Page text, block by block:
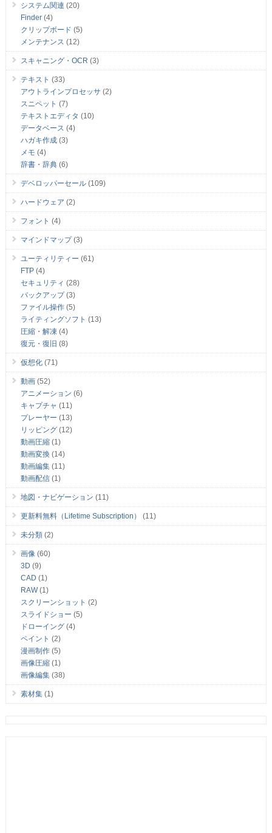
システム関連 (20)
Finder(4)
クリップボード (5)
メンテナンス (12)
スキャニング・OCR (3)
テキスト (33)
アウトラインプロセッサ(2)
スニペット (7)
テキストエディタ (10)
データベース (4)
ハガキ作成(3)
メモ (4)
辞書・辞典(6)
デベロッパーセール(109)
ハードウェア (2)
フォント (4)
マインドマップ(3)
ユーティリティー (61)
FTP(4)
セキュリティ (28)
バックアップ(3)
ファイル操作(5)
ライティングソフト (13)
圧縮・解凍 (4)
復元・復旧 (8)
仮想化(71)
動画(52)
アニメーション (6)
キャプチャ (11)
プレーヤー (13)
リッピング(12)
動画圧縮(1)
動画変換 (14)
動画編集(11)
動画配信(1)
地図・ナビゲーション (11)
更新料無料（Lifetime Subscription） (11)
未分類(2)
画像 (60)
3D (9)
CAD (1)
RAW(1)
スクリーンショット (2)
スライドショー (5)
ドローイング(4)
ペイント (2)
漫画制作(5)
画像圧縮(1)
画像編集(38)
素材集(1)